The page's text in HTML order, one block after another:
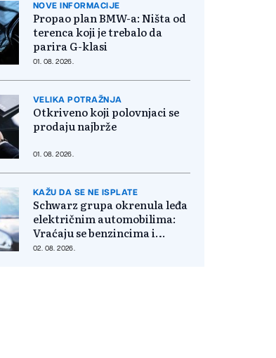
NOVE INFORMACIJE
Propao plan BMW-a: Ništa od
terenca koji je trebalo da
parira G-klasi
01. 08. 2026.
VELIKA POTRAŽNJA
Otkriveno koji polovnjaci se
prodaju najbrže
01. 08. 2026.
KAŽU DA SE NE ISPLATE
Schwarz grupa okrenula leđa
električnim automobilima:
Vraćaju se benzincima i
dizelašima
02. 08. 2026.